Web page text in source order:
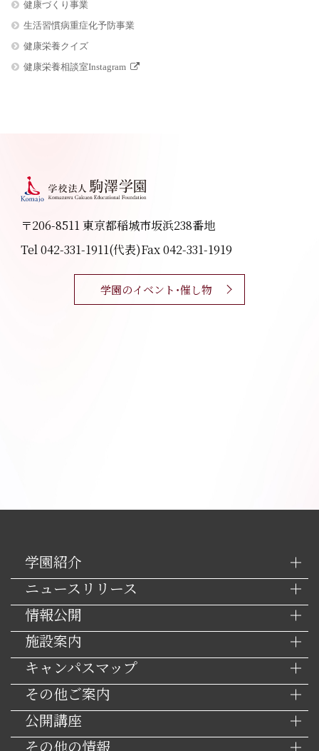
健康づくり事業
生活習慣病重症化予防事業
健康栄養クイズ
健康栄養相談室Instagram
〒206-8511 東京都稲城市坂浜238番地
Tel 042-331-1911(代表)Fax 042-331-1919
学園のイベント・催し物
学園紹介
ニュースリリース
情報公開
施設案内
キャンパスマップ
その他ご案内
公開講座
その他の情報